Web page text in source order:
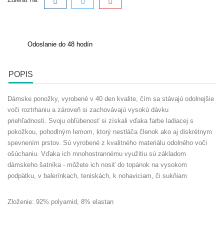
Odoslanie do 48 hodín
POPIS
Dámske ponožky, vyrobené v 40 den kvalite, čím sa stávajú odolnejšie
voči roztrhaniu a zároveň si zachovávajú vysokú dávku
priehľadnosti. Svoju obľúbenosť si získali vďaka farbe ladiacej s
pokožkou, pohodlným lemom, ktorý nestláča členok ako aj diskrétnym
spevnením prstov. Sú vyrobené z kvalitného materiálu odolného voči
ošúchaniu. Vďaka ich mnohostrannému využitiu sú základom
dámskeho šatníka - môžete ich nosiť do topánok na vysokom
podpätku, v balerínkach, teniskách, k nohaviciam, či sukňiam
Zloženie: 92% polyamid, 8% elastan